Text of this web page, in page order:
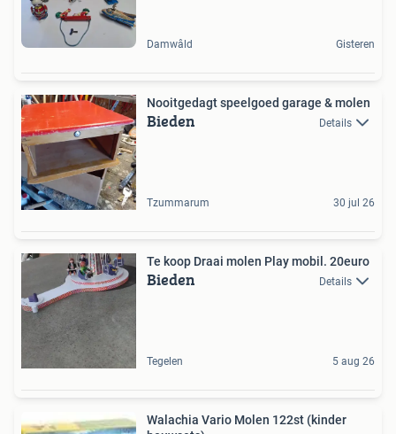
Damwâld Gisteren
Nooitgedagt speelgoed garage & molen
Bieden Details
Tzummarum 30 jul 26
Te koop Draai molen Play mobil. 20euro
Bieden Details
Tegelen 5 aug 26
Walachia Vario Molen 122st (kinder